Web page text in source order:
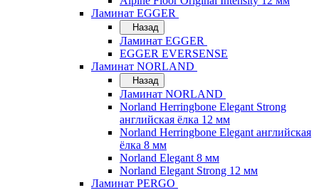
Ламинат EGGER
Назад
Ламинат EGGER
EGGER EVERSENSE
Ламинат NORLAND
Назад
Ламинат NORLAND
Norland Herringbone Elegant Strong
английская ёлка 12 мм
Norland Herringbone Elegant английская
ёлка 8 мм
Norland Elegant 8 мм
Norland Elegant Strong 12 мм
Ламинат PERGO